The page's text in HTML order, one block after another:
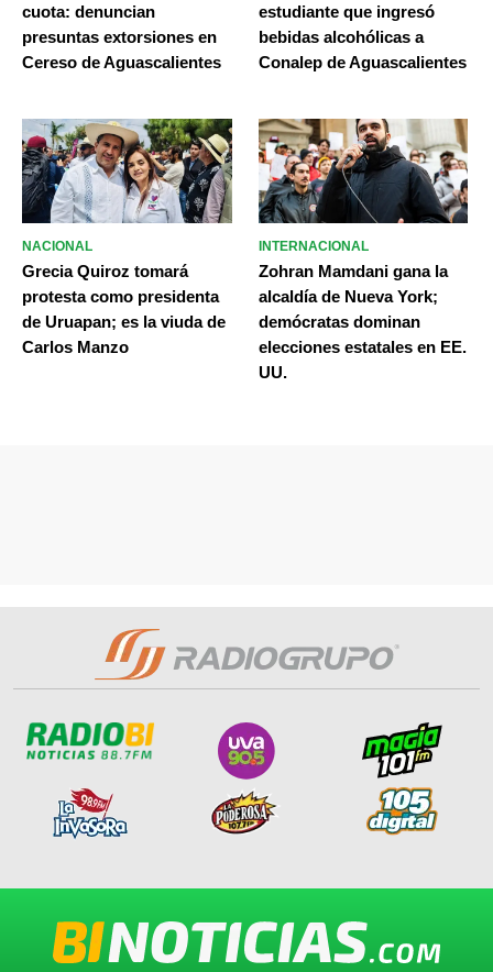
cuota: denuncian
presuntas extorsiones en
Cereso de Aguascalientes
estudiante que ingresó
bebidas alcohólicas a
Conalep de Aguascalientes
NACIONAL
Grecia Quiroz tomará
protesta como presidenta
de Uruapan; es la viuda de
Carlos Manzo
INTERNACIONAL
Zohran Mamdani gana la
alcaldía de Nueva York;
demócratas dominan
elecciones estatales en EE.
UU.